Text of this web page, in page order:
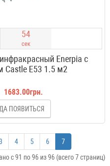
54
сек
Enerpia с
Castle E53 1.5 м2
1683.00грн.
ПОЯВИТЬСЯ
4 5 6
7
с 91 по 96 из 96 (всего 7 страниц)